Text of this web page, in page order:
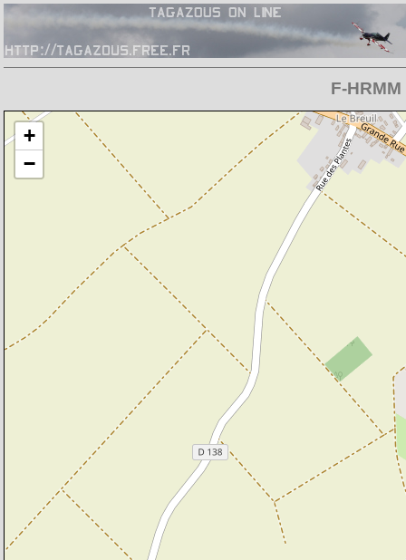
F-HRMM
Chargement de la carte en cours
+
−